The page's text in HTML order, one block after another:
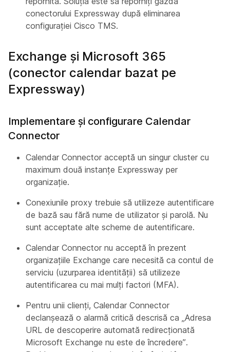
conectorului Expressway după eliminarea
configurației Cisco TMS.
Exchange și Microsoft 365
(conector calendar bazat pe
Expressway)
Implementare și configurare Calendar
Connector
Calendar Connector acceptă un singur cluster cu
maximum două instanțe Expressway per
organizație.
Conexiunile proxy trebuie să utilizeze autentificare
de bază sau fără nume de utilizator și parolă. Nu
sunt acceptate alte scheme de autentificare.
Calendar Connector nu acceptă în prezent
organizațiile Exchange care necesită ca contul de
serviciu (uzurparea identității) să utilizeze
autentificarea cu mai mulți factori (MFA).
Pentru unii clienți, Calendar Connector
declanșează o alarmă critică descrisă ca „Adresa
URL de descoperire automată redirecționată
Microsoft Exchange nu este de încredere”.